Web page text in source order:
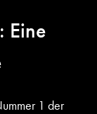
Eine
1 der